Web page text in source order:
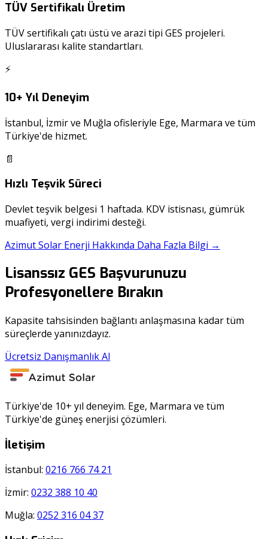
TÜV Sertifikalı Üretim
TÜV sertifikalı çatı üstü ve arazi tipi GES projeleri.
Uluslararası kalite standartları.
⚡
10+ Yıl Deneyim
İstanbul, İzmir ve Muğla ofisleriyle Ege, Marmara ve tüm
Türkiye'de hizmet.
📄
Hızlı Teşvik Süreci
Devlet teşvik belgesi 1 haftada. KDV istisnası, gümrük
muafiyeti, vergi indirimi desteği.
Azimut Solar Enerji Hakkında Daha Fazla Bilgi →
Lisanssız GES Başvurunuzu
Profesyonellere Bırakın
Kapasite tahsisinden bağlantı anlaşmasına kadar tüm
süreçlerde yanınızdayız.
Ücretsiz Danışmanlık Al
Türkiye'de 10+ yıl deneyim. Ege, Marmara ve tüm
Türkiye'de güneş enerjisi çözümleri.
İletişim
İstanbul: 0216 766 74 21
İzmir: 0232 388 10 40
Muğla: 0252 316 04 37